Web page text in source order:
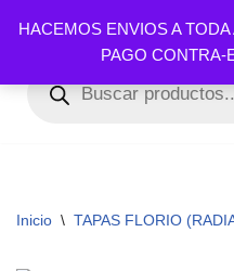
HACEMOS ENVIOS A
PAGO CONTRA-
al
contenido
Inicio \ TAPAS FLORIO